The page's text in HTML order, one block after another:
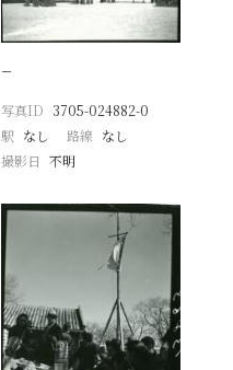
−
写真ID 3705-024882-0
駅 なし 路線 なし
撮影日 不明